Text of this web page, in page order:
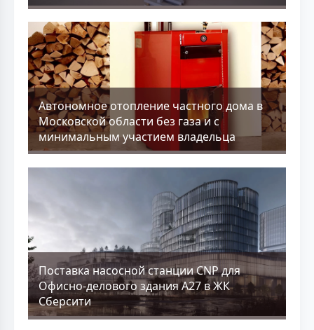
Aвтономное отопление частного дома в
Московской области без газа и с
минимальным участием владельца
Поставка насосной станции CNP для
Офисно-делового здания А27 в ЖК
Сберсити